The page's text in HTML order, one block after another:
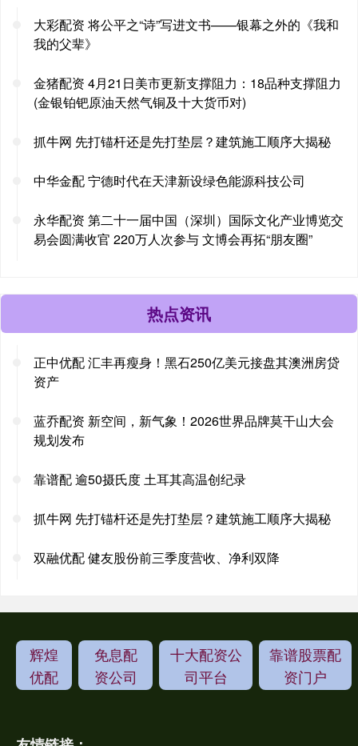
大彩配资 将公平之“诗”写进文书——银幕之外的《我和
我的父辈》
金猪配资 4月21日美市更新支撑阻力：18品种支撑阻力
(金银铂钯原油天然气铜及十大货币对)
抓牛网 先打锚杆还是先打垫层？建筑施工顺序大揭秘
中华金配 宁德时代在天津新设绿色能源科技公司
永华配资 第二十一届中国（深圳）国际文化产业博览交
易会圆满收官 220万人次参与 文博会再拓“朋友圈”
热点资讯
正中优配 汇丰再瘦身！黑石250亿美元接盘其澳洲房贷
资产
蓝乔配资 新空间，新气象！2026世界品牌莫干山大会
规划发布
靠谱配 逾50摄氏度 土耳其高温创纪录
抓牛网 先打锚杆还是先打垫层？建筑施工顺序大揭秘
双融优配 健友股份前三季度营收、净利双降
辉煌
优配
免息配
资公司
十大配资公
司平台
靠谱股票配
资门户